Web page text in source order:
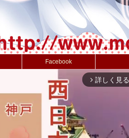
Facebook
arrow_forward_ios 詳しく見る